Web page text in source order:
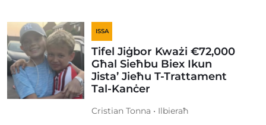
ISSA
Tifel Jiġbor Kważi €72,000
Għal Sieħbu Biex Ikun
Jista’ Jieħu T-Trattament
Tal-Kanċer
Cristian Tonna • Ilbieraħ